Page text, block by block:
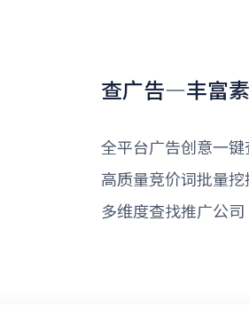
查广告—丰富
全平台广告创意一键
高质量竞价词批量挖
多维度查找推广公司